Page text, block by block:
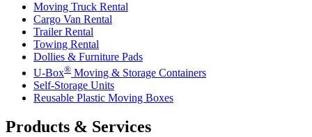
Moving Truck Rental
Cargo Van Rental
Trailer Rental
Towing Rental
Dollies & Furniture Pads
U-Box® Moving & Storage Containers
Self-Storage Units
Reusable Plastic Moving Boxes
Products & Services